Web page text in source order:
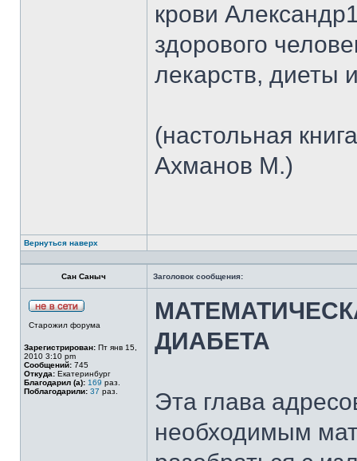
крови
здорового
лекарств, диеты
(настольная
Ахманов М.)
Вернуться наверх
Сан Саныч Заголовок сообщения:
Старожил форума
Зарегистрирован: Пт янв 15,
2010 3:10 pm
Сообщений: 745
Откуда: Екатеринбург
Благодарил (а): 169 раз.
Поблагодарили: 37 раз.
ДИАБЕТА
Эта глава
необходимым